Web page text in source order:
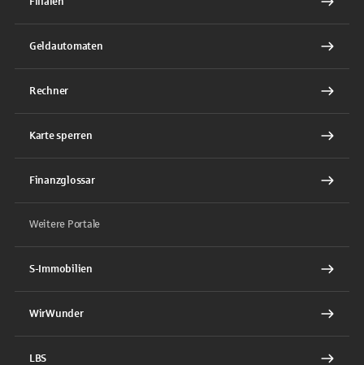
Geldautomaten
Rechner
Karte sperren
Finanzglossar
Weitere Portale
S-Immobilien
WirWunder
LBS